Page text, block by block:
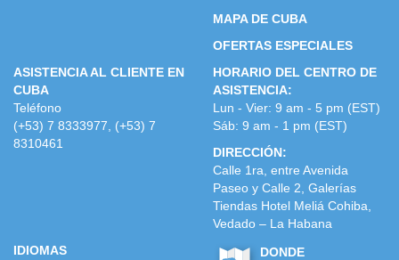
MAPA DE CUBA
OFERTAS ESPECIALES
ASISTENCIA AL CLIENTE EN
CUBA
Teléfono
(+53) 7 8333977, (+53) 7
8310461
HORARIO DEL CENTRO DE
ASISTENCIA:
Lun - Vier: 9 am - 5 pm (EST)
Sáb: 9 am - 1 pm (EST)
DIRECCIÓN:
Calle 1ra, entre Avenida
Paseo y Calle 2, Galerías
Tiendas Hotel Meliá Cohiba,
Vedado – La Habana
IDIOMAS
DONDE